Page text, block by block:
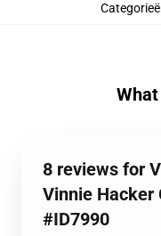
8 reviews for
Vinnie Hacker
#ID7990